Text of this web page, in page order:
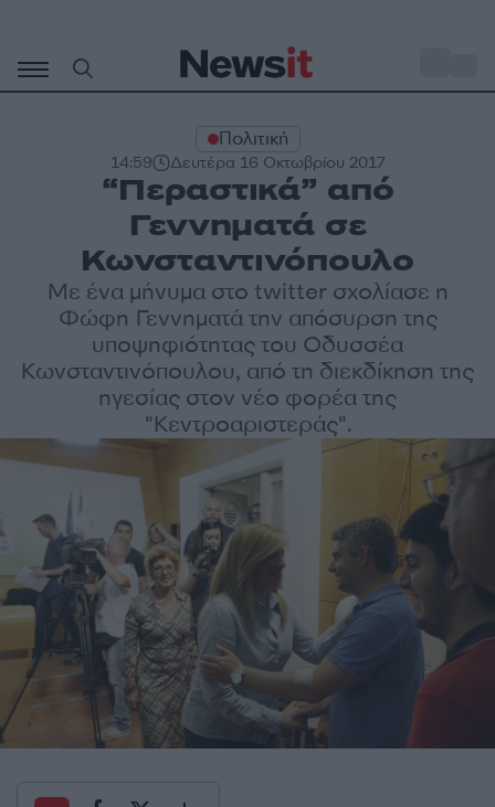
περιεχόμενο
Πολιτική
14:59 Δευτέρα 16 Οκτωβρίου 2017
“Περαστικά” από
Γεννηματά σε
Κωνσταντινόπουλο
Με ένα μήνυμα στο twitter σχολίασε η
Φώφη Γεννηματά την απόσυρση της
υποψηφιότητας του Οδυσσέα
Κωνσταντινόπουλου, από τη διεκδίκηση της
ηγεσίας στον νέο φορέα της
"Κεντροαριστεράς".